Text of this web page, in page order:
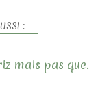
:
mais pas que.